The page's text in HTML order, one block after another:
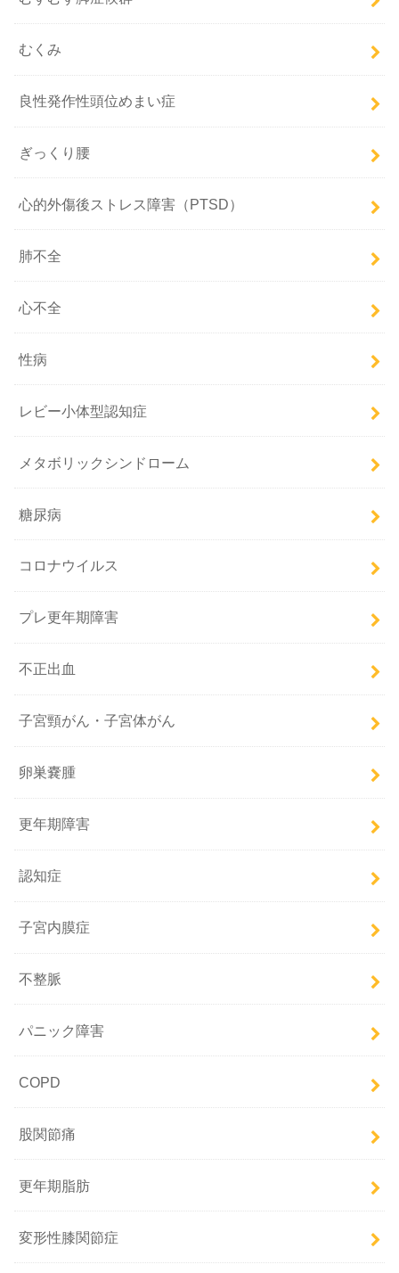
むくみ
良性発作性頭位めまい症
ぎっくり腰
心的外傷後ストレス障害（PTSD）
肺不全
心不全
性病
レビー小体型認知症
メタボリックシンドローム
糖尿病
コロナウイルス
プレ更年期障害
不正出血
子宮頸がん・子宮体がん
卵巣嚢腫
更年期障害
認知症
子宮内膜症
不整脈
パニック障害
COPD
股関節痛
更年期脂肪
変形性膝関節症